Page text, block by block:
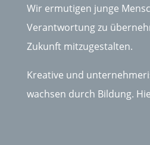
Wir ermutigen junge
Verantwortung zu
Zukunft mitzugestalten.
Kreative und
wachsen durch Bildung.